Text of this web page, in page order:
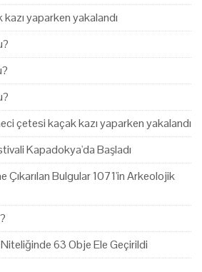
yaparken yakalandı
çetesi kaçak kazı yaparken yakalandı
Kapadokya'da Başladı
Çıkarılan Bulgular 1071'in Arkeolojik
63 Obje Ele Geçirildi